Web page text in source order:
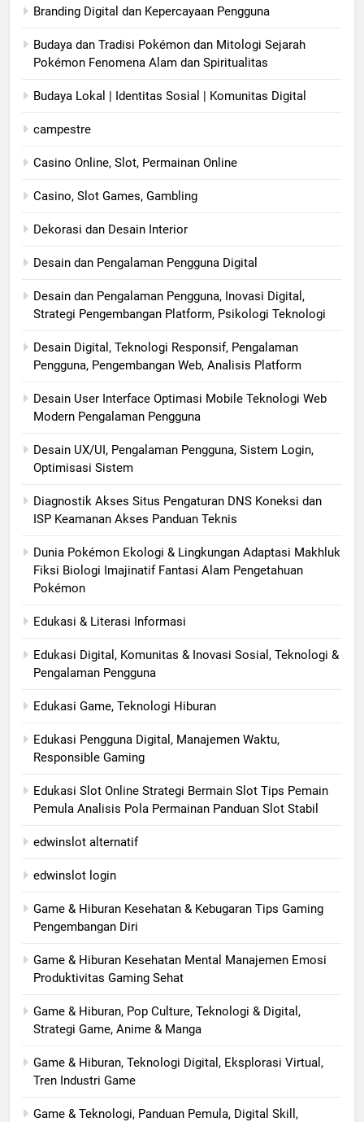
Branding Digital dan Kepercayaan Pengguna
Budaya dan Tradisi Pokémon dan Mitologi Sejarah
Pokémon Fenomena Alam dan Spiritualitas
Budaya Lokal | Identitas Sosial | Komunitas Digital
campestre
Casino Online, Slot, Permainan Online
Casino, Slot Games, Gambling
Dekorasi dan Desain Interior
Desain dan Pengalaman Pengguna Digital
Desain dan Pengalaman Pengguna, Inovasi Digital,
Strategi Pengembangan Platform, Psikologi Teknologi
Desain Digital, Teknologi Responsif, Pengalaman
Pengguna, Pengembangan Web, Analisis Platform
Desain User Interface Optimasi Mobile Teknologi Web
Modern Pengalaman Pengguna
Desain UX/UI, Pengalaman Pengguna, Sistem Login,
Optimisasi Sistem
Diagnostik Akses Situs Pengaturan DNS Koneksi dan
ISP Keamanan Akses Panduan Teknis
Dunia Pokémon Ekologi & Lingkungan Adaptasi Makhluk
Fiksi Biologi Imajinatif Fantasi Alam Pengetahuan
Pokémon
Edukasi & Literasi Informasi
Edukasi Digital, Komunitas & Inovasi Sosial, Teknologi &
Pengalaman Pengguna
Edukasi Game, Teknologi Hiburan
Edukasi Pengguna Digital, Manajemen Waktu,
Responsible Gaming
Edukasi Slot Online Strategi Bermain Slot Tips Pemain
Pemula Analisis Pola Permainan Panduan Slot Stabil
edwinslot alternatif
edwinslot login
Game & Hiburan Kesehatan & Kebugaran Tips Gaming
Pengembangan Diri
Game & Hiburan Kesehatan Mental Manajemen Emosi
Produktivitas Gaming Sehat
Game & Hiburan, Pop Culture, Teknologi & Digital,
Strategi Game, Anime & Manga
Game & Hiburan, Teknologi Digital, Eksplorasi Virtual,
Tren Industri Game
Game & Teknologi, Panduan Pemula, Digital Skill,